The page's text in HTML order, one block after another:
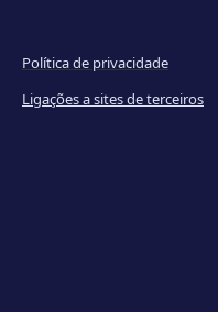
Política de privacidade
Ligações a sites de terceiros